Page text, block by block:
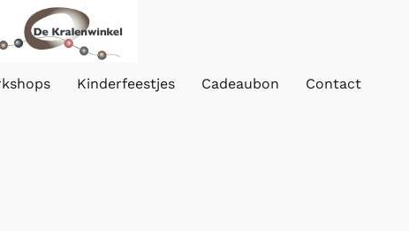
Kinderfeestjes Cadeaubon Contact